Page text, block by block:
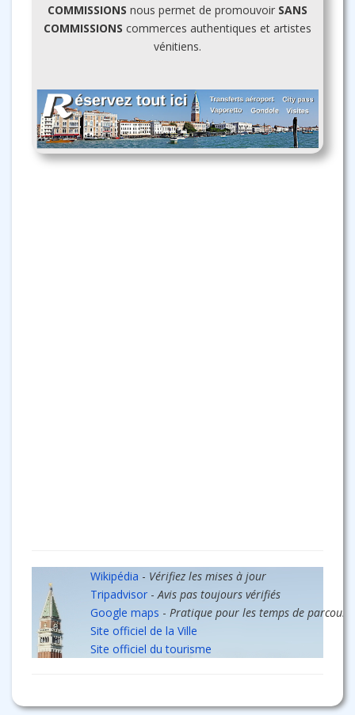
COMMISSIONS nous permet de promouvoir SANS
COMMISSIONS commerces authentiques et artistes
vénitiens.
Wikipédia - Vérifiez les mises à jour
Tripadvisor- Avis pas toujours vérifiés
Google maps - Pratique pour les temps de parcours
Site officiel de la Ville
Site officiel du tourisme